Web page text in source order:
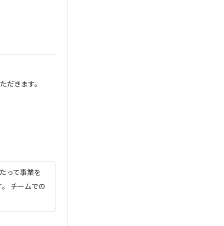
だきます。
って事業を
チームでの